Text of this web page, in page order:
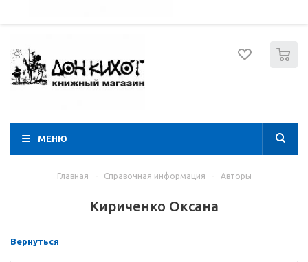
МЕНЮ
Главная - Справочная информация - Авторы
Кириченко Оксана
Вернуться